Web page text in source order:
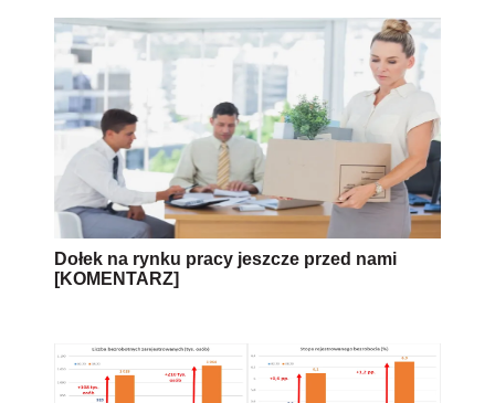
Dołek na rynku pracy jeszcze przed nami
[KOMENTARZ]